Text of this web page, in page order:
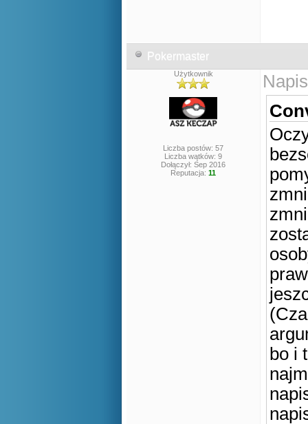
Pokermaster
Użytkownik
Liczba postów: 57
Liczba wątków: 9
Dołączył: Sep 2016
Reputacja: 11
bo i